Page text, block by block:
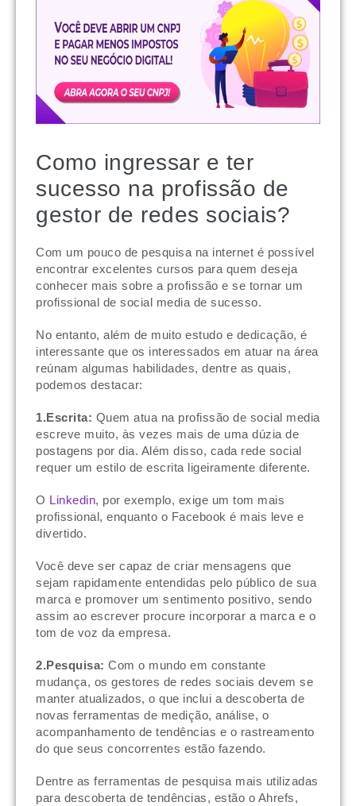
Como ingressar e ter
sucesso na profissão de
gestor de redes sociais?
Com um pouco de pesquisa na internet é possível
encontrar excelentes cursos para quem deseja
conhecer mais sobre a profissão e se tornar um
profissional de social media de sucesso.
No entanto, além de muito estudo e dedicação, é
interessante que os interessados em atuar na área
reúnam algumas habilidades, dentre as quais,
podemos destacar:
1.Escrita: Quem atua na profissão de social media
escreve muito, às vezes mais de uma dúzia de
postagens por dia. Além disso, cada rede social
requer um estilo de escrita ligeiramente diferente.
O Linkedin, por exemplo, exige um tom mais
profissional, enquanto o Facebook é mais leve e
divertido.
Você deve ser capaz de criar mensagens que
sejam rapidamente entendidas pelo público de sua
marca e promover um sentimento positivo, sendo
assim ao escrever procure incorporar a marca e o
tom de voz da empresa.
2.Pesquisa: Com o mundo em constante
mudança, os gestores de redes sociais devem se
manter atualizados, o que inclui a descoberta de
novas ferramentas de medição, análise, o
acompanhamento de tendências e o rastreamento
do que seus concorrentes estão fazendo.
Dentre as ferramentas de pesquisa mais utilizadas
para descoberta de tendências, estão o Ahrefs,